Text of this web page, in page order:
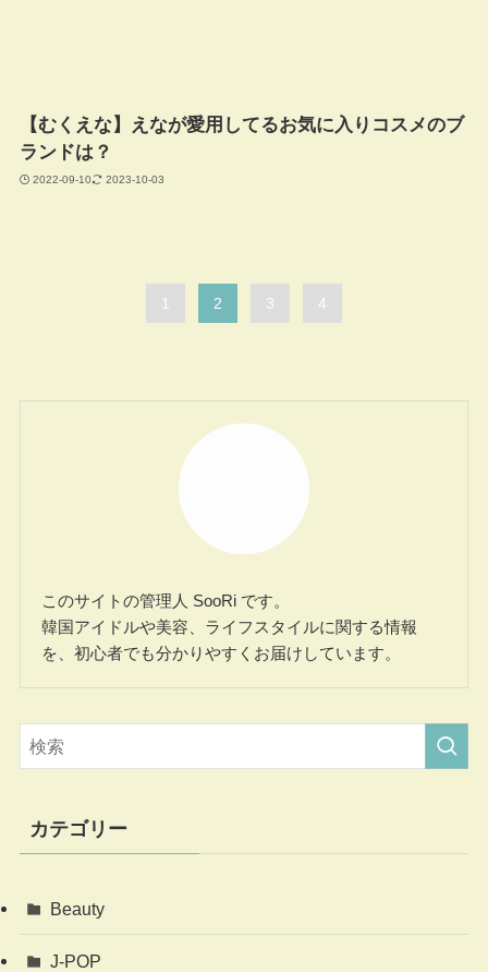
【むくえな】えなが愛用してるお気に入りコスメのブ
ランドは？
2022-09-10 2023-10-03
1 2 3 4
このサイトの管理人 SooRi です。
韓国アイドルや美容、ライフスタイルに関する情報
を、初心者でも分かりやすくお届けしています。
カテゴリー
Beauty
J-POP